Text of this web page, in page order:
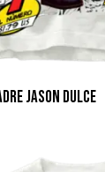
JASON DULCE